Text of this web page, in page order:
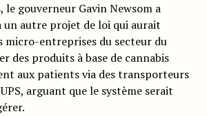
le gouverneur Gavin Newsom a
un autre projet de loi qui aurait
micro-entreprises du secteur du
des produits à base de cannabis
aux patients via des transporteurs
arguant que le système serait